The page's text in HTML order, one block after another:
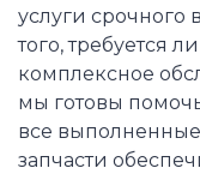
услуги срочного
того, требуется
комплексное
мы готовы
все
запчасти